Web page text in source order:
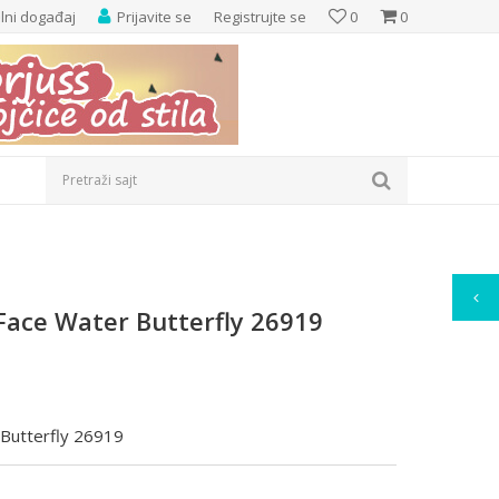
0
0
Prijavite se Registrujte se
događaj
Pretraži sajt
Water Butterfly 26919
Butterfly 26919